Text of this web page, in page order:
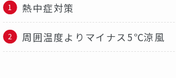
熱中症対策
周囲温度よりマイナス5℃涼風